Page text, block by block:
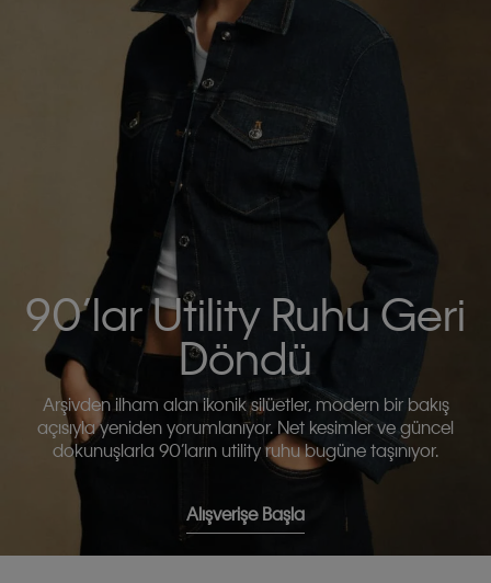
90’lar Utility Ruhu Geri
Döndü
Arşivden ilham alan ikonik silüetler, modern bir bakış
açısıyla yeniden yorumlanıyor. Net kesimler ve güncel
dokunuşlarla 90’ların utility ruhu bugüne taşınıyor.
Alışverişe Başla